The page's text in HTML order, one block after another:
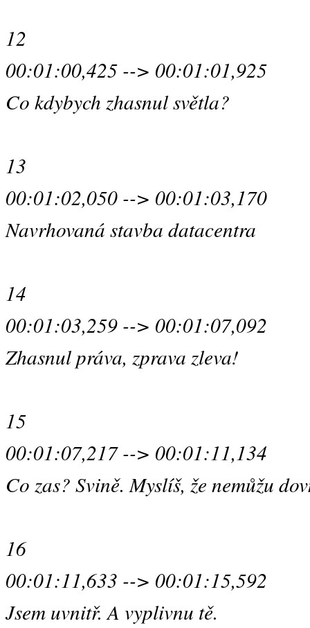
12
00:01:00,425 --> 00:01:01,925
Co kdybych zhasnul světla?
13
00:01:02,050 --> 00:01:03,170
Navrhovaná stavba datacentra
14
00:01:03,259 --> 00:01:07,092
Zhasnul práva, zprava zleva!
15
00:01:07,217 --> 00:01:11,134
Co zas? Svině. Myslíš, že nemůžu
16
00:01:11,633 --> 00:01:15,592
Jsem uvnitř. A vyplivnu tě.